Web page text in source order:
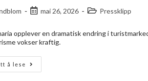
mai 26, 2026 Pressklipp
opplever en dramatisk endring i
vokser kraftig.
å lese